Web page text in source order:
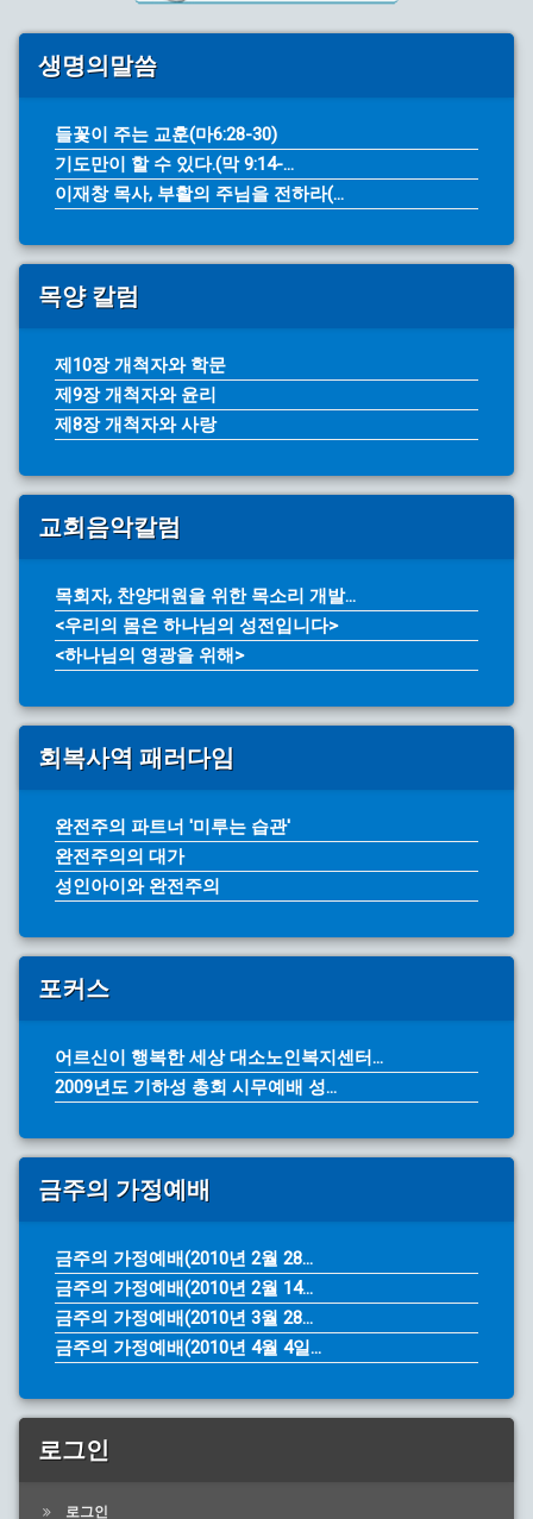
생명의말씀
들꽃이 주는 교훈(마6:28-30)
기도만이 할 수 있다.(막 9:14-...
이재창 목사, 부활의 주님을 전하라(...
목양 칼럼
제10장 개척자와 학문
제9장 개척자와 윤리
제8장 개척자와 사랑
교회음악칼럼
목회자, 찬양대원을 위한 목소리 개발...
<우리의 몸은 하나님의 성전입니다>
<하나님의 영광을 위해>
회복사역 패러다임
완전주의 파트너 '미루는 습관'
완전주의의 대가
성인아이와 완전주의
포커스
어르신이 행복한 세상 대소노인복지센터...
2009년도 기하성 총회 시무예배 성...
금주의 가정예배
금주의 가정예배(2010년 2월 28...
금주의 가정예배(2010년 2월 14...
금주의 가정예배(2010년 3월 28...
금주의 가정예배(2010년 4월 4일...
로그인
로그인